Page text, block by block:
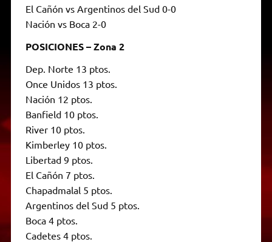
El Cañón vs Argentinos del Sud 0-0
Nación vs Boca 2-0
POSICIONES – Zona 2
Dep. Norte 13 ptos.
Once Unidos 13 ptos.
Nación 12 ptos.
Banfield 10 ptos.
River 10 ptos.
Kimberley 10 ptos.
Libertad 9 ptos.
El Cañón 7 ptos.
Chapadmalal 5 ptos.
Argentinos del Sud 5 ptos.
Boca 4 ptos.
Cadetes 4 ptos.